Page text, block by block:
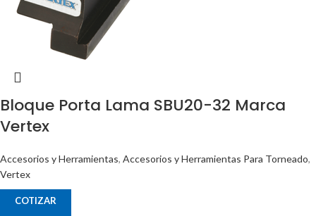
Bloque Porta Lama SBU20-32 Marca
Vertex
Accesorios y Herramientas, Accesorios y Herramientas Para Torneado,
Vertex
COTIZAR